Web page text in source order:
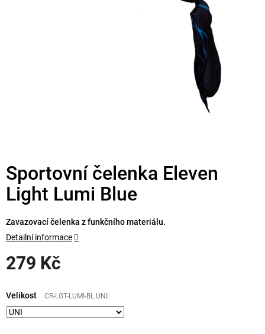
Sportovní čelenka Eleven
Light Lumi Blue
279 Kč
cena:
Velikost CR-LGT-LUMI-BL.UNI
Zavazovací čelenka z funkčního materiálu.
Detailní informace